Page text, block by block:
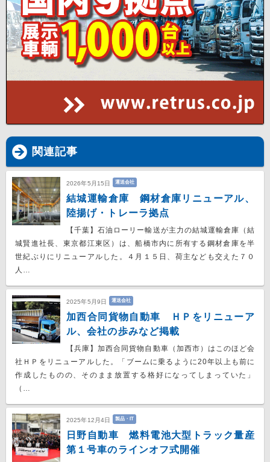
関連記事
2026年5月15日 運送会社
結城運輸倉庫 鋼材倉庫リニューアル、
陸揚げ・トレーラ拠点
【千葉】石油ローリー輸送が主力の結城運輸倉庫（結
城賢進社長、東京都江東区）は、船橋市内に所有する鋼材倉庫を半
世紀ぶりにリニューアルした。４月１５日、荷主なども交えた７０
人…
2025年5月9日 運送会社
加西合同貨物自動車 ＨＰをリニューア
ル、会社の歩みなど掲載
【兵庫】加西合同貨物自動車（加西市）はこのほど会
社ＨＰをリニューアルした。「ブームに乗るように20年以上も前に
作成したものの、そのまま放置する格好になってしまっていた」
（…
2025年12月4日 製品・IT
日野自動車 燃料電池大型トラック量産
第１号車のラインオフ式開催